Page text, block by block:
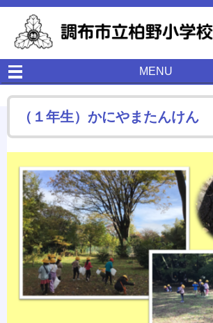
MENU
（１年生）かにやまたんけん